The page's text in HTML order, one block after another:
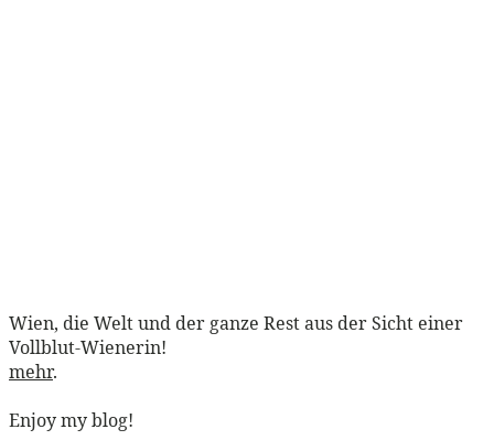
Wien, die Welt und der ganze Rest aus der Sicht einer
Vollblut-Wienerin!
mehr.
Enjoy my blog!